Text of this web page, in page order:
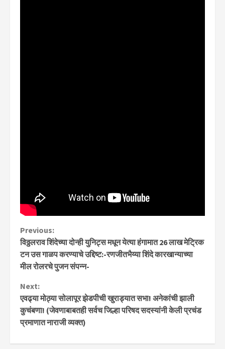
Continue
Reading
Previous:
विठ्ठलराव शिंदेच्या दोन्ही युनिट्स मधून येत्या हंगामात 26 लाख मेट्रिक
टन उस गाळप करण्याचे उद्दिष्ट:-रणजीतभैय्या शिंदे कारखान्याच्या
मील रोलरचे पुजन संपन्न-
Next:
एवढ्या मोठ्या सोलापूर झेडपीची खुराड्यात सभा! अनेकांची झाली
कुचंबणा! (जेवणाबाबतही सर्वच जिल्हा परिषद सदस्यांनी केली प्रचंड
प्रमाणात नाराजी व्यक्त)